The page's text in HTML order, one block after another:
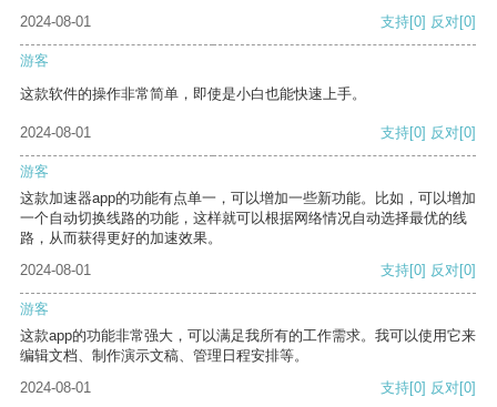
2024-08-01
支持[0] 反对[0]
游客
这款软件的操作非常简单，即使是小白也能快速上手。
2024-08-01 支持[0] 反对[0]
游客
这款加速器app的功能有点单一，可以增加一些新功能。比如，可以增加
一个自动切换线路的功能，这样就可以根据网络情况自动选择最优的线
路，从而获得更好的加速效果。
2024-08-01
支持[0] 反对[0]
游客
这款app的功能非常强大，可以满足我所有的工作需求。我可以使用它来
编辑文档、制作演示文稿、管理日程安排等。
2024-08-01
支持[0] 反对[0]